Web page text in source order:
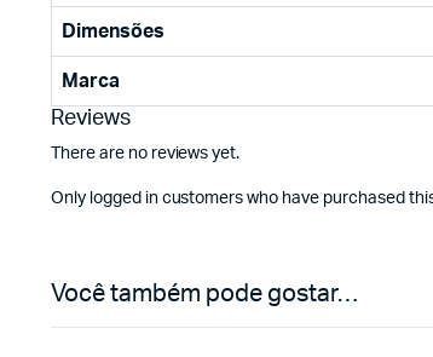
Dimensões
Marca
Reviews
There are no reviews yet.
Only logged in customers who have purchased
Você também pode gostar…